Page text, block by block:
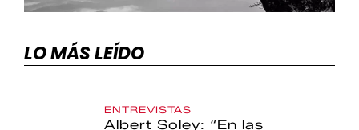
LO MÁS LEÍDO
ENTREVISTAS
Albert Soley: “En las